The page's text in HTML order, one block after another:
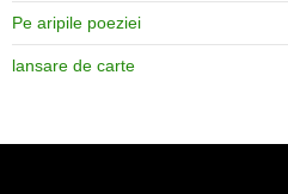
Pe aripile poeziei
lansare de carte